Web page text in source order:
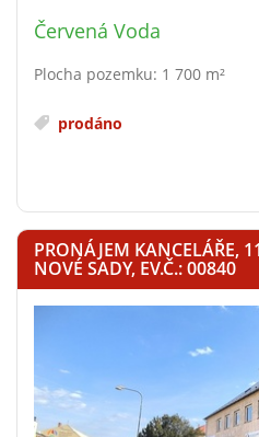
Červená Voda
Plocha pozemku: 1 700 m²
prodáno
PRONÁJEM KANCELÁŘE, 11
NOVÉ SADY, EV.Č.: 00840